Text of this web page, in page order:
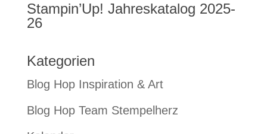
Stampin’Up! Jahreskatalog 2025-
26
Kategorien
Blog Hop Inspiration & Art
Blog Hop Team Stempelherz